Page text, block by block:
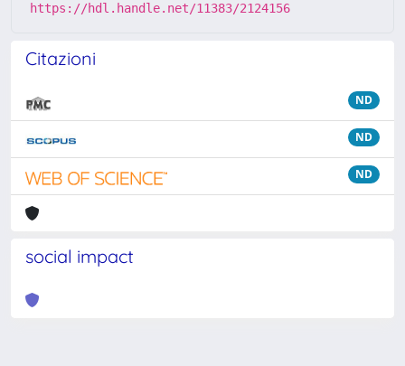
https://hdl.handle.net/11383/2124156
Citazioni
ND
ND
ND
social impact